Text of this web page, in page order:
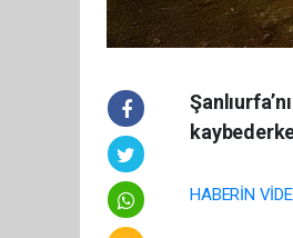
HABERİN